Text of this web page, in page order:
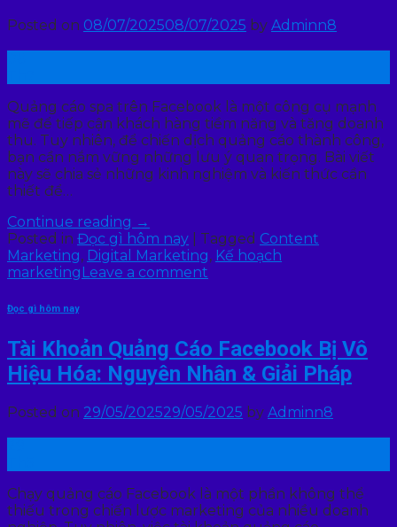
Posted on 08/07/202508/07/2025 by Adminn8
Quảng cáo spa trên Facebook là một công cụ mạnh
mẽ để tiếp cận khách hàng tiềm năng và tăng doanh
thu. Tuy nhiên, để chiến dịch quảng cáo thành công,
bạn cần nắm vững những lưu ý quan trọng. Bài viết
này sẽ chia sẻ những kinh nghiệm và kiến thức cần
thiết để…
Continue reading →
Posted in Đọc gì hôm nay Tagged Content
Marketing, Digital Marketing, Kế hoạch
marketing Leave a comment
Đọc gì hôm nay
Tài Khoản Quảng Cáo Facebook Bị Vô
Hiệu Hóa: Nguyên Nhân & Giải Pháp
Posted on 29/05/202529/05/2025 by Adminn8
Chạy quảng cáo Facebook là một phần không thể
thiếu trong chiến lược marketing của nhiều doanh